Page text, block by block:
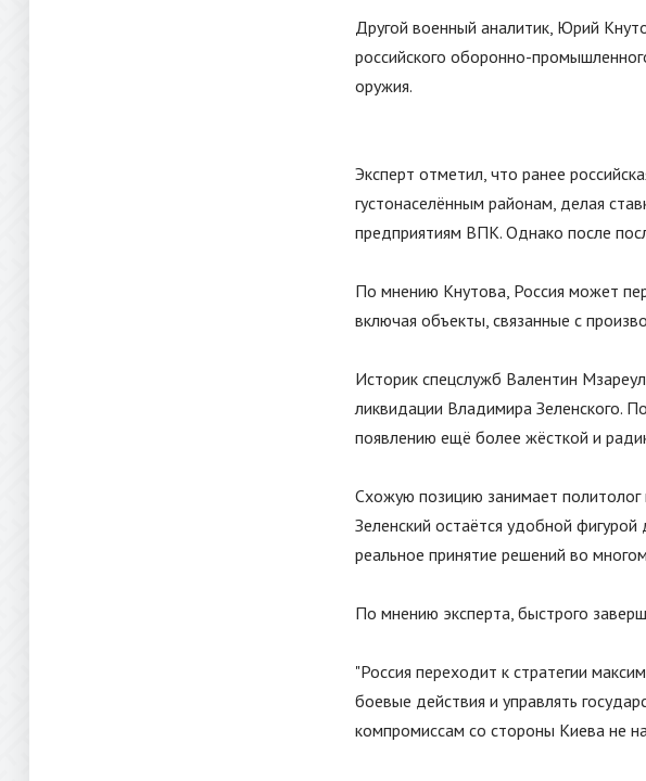
Другой военный аналитик, Юрий
российского оборонно-
оружия.
Эксперт отметил, что ранее
густонаселённым районам, делая
предприятиям ВПК. Однако после
По мнению Кнутова, Россия может
включая объекты, связанные с
Историк спецслужб Валентин
ликвидации Владимира Зеленского.
появлению ещё более жёсткой и
Схожую позицию занимает
Зеленский остаётся удобной
реальное принятие решений во
По мнению эксперта, быстрого
"Россия переходит к стратегии
боевые действия и управлять
компромиссам со стороны Киева не